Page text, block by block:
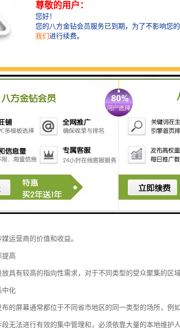
率提高
模式涉及到广告传媒运营商的多个部门，以及多个第三
一旦某个环节出现问题，会大影响广告发布的进度。从而
体的屏幕和作为关键业务指标的时间，对于广告传媒行
运营商的价值和收益。
提高
放具有较高的指向性需求，对于不同类型的受众聚集的区
中化
布的屏幕通常都位于不同省市地区的同一类型的场所，例
无法进行有效的集中管理和，必须依靠大量的本地维护